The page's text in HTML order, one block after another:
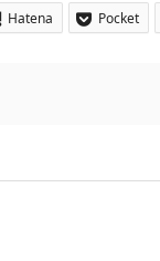
Hatena Pocket